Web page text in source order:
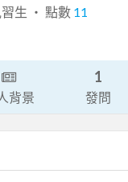
生 ‧ 點數 11
背景
1
發問